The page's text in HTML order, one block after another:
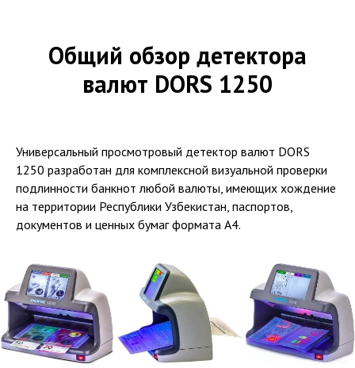
Общий обзор детектора
валют DORS 1250
Универсальный просмотровый детектор валют DORS
1250 разработан для комплексной визуальной проверки
подлинности банкнот любой валюты, имеющих хождение
на территории Республики Узбекистан, паспортов,
документов и ценных бумаг формата А4.